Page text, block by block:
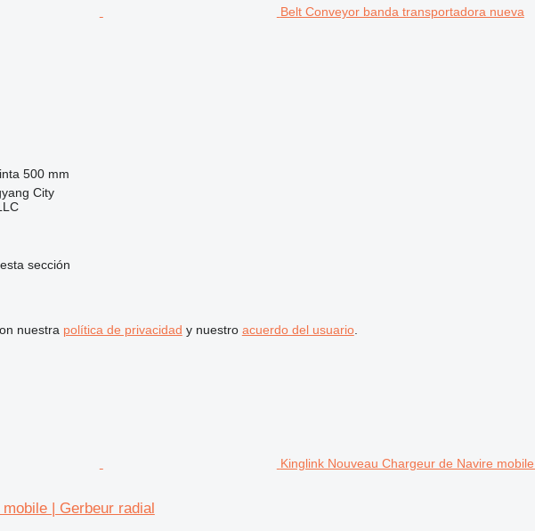
Belt Conveyor banda transportadora nueva
500 mm
City
sección
nuestra política de privacidad y nuestro acuerdo del usuario.
Kinglink Nouveau Chargeur de Navire
| Gerbeur radial